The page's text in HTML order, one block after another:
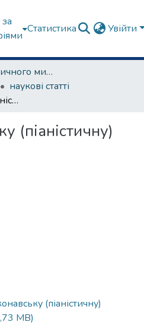
Статистика Увійти
Факультет музичного мистецтва
наукові статті
Про "виконавську (піаністичну) школу"
(піаністичну)
(піаністичну)
MB)